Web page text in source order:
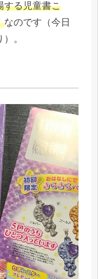
する児童書こ
なのです（今日
。